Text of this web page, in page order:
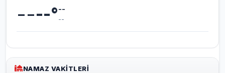
----°--
--
NAMAZ VAKITLERI